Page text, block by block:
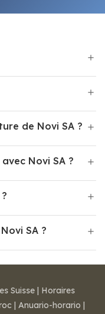
de Novi SA ?
Novi SA ?
SA ?
Suisse | Horaires
| Anuario-horario |